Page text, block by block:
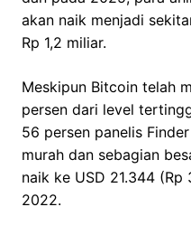
akan naik menjadi
Rp 1,2 miliar.
Meskipun Bitcoin telah
persen dari level
56 persen panelis
murah dan sebagian
naik ke USD 21.344
2022.